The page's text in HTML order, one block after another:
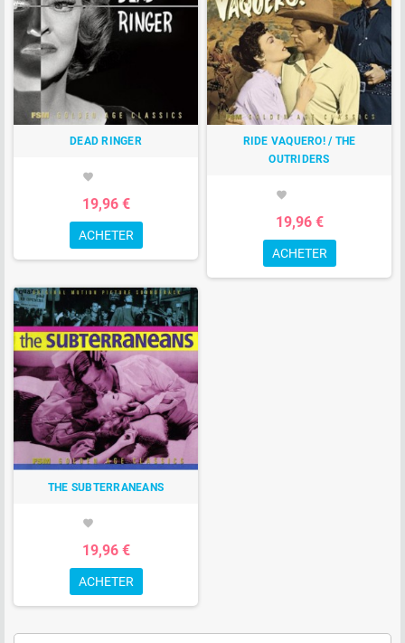
DEAD RINGER
favorite
19,96 €
ACHETER
RIDE VAQUERO! / THE
OUTRIDERS
favorite
19,96 €
ACHETER
THE SUBTERRANEANS
favorite
19,96 €
ACHETER